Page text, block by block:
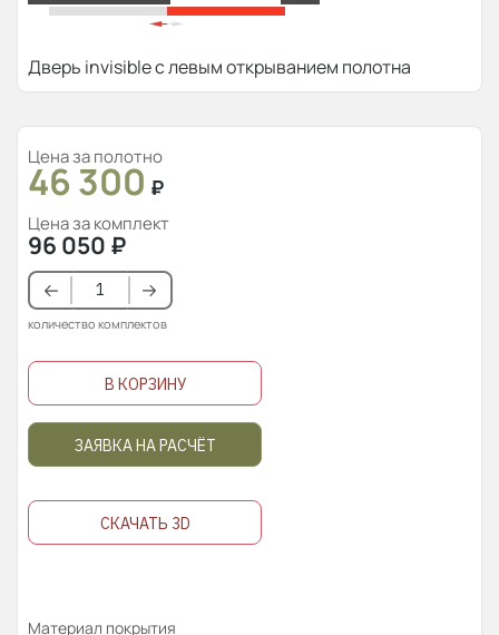
Дверь invisible с левым открыванием полотна
Цена за полотно
46 300 ₽
Цена за комплект
96 050 ₽
количество комплектов
В КОРЗИНУ
ЗАЯВКА НА РАСЧЁТ
СКАЧАТЬ 3D
Материал покрытия